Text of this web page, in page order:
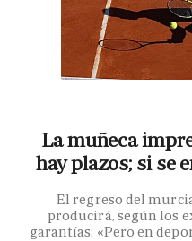
La muñeca
hay plazos; si se
El regreso del
producirá, según los
garantías: «Pero en